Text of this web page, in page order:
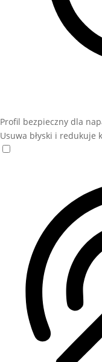
Profil bezpieczny dla
Usuwa błyski i redukuje